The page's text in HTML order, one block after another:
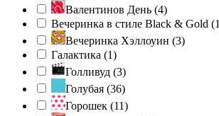
Валентинов День (4)
Вечеринка в стиле Black & Gold (1
Вечеринка Хэллоуин (3)
Галактика (1)
Голливуд (3)
Голубая (36)
Горошек (11)